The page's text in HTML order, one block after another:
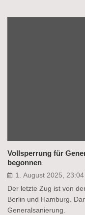
Vollsperrung für
begonnen
1. August 2025, 23:04
Der letzte Zug ist von
Berlin und Hamburg.
Generalsanierung.